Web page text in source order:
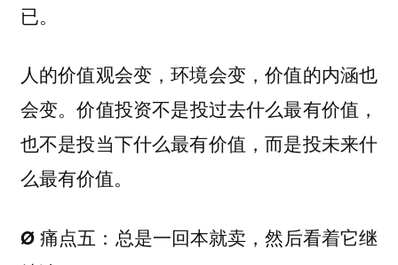
已。
人的价值观会变，环境会变，价值的内涵也
会变。价值投资不是投过去什么最有价值，
也不是投当下什么最有价值，而是投未来什
么最有价值。
Ø 痛点五：总是一回本就卖，然后看着它继